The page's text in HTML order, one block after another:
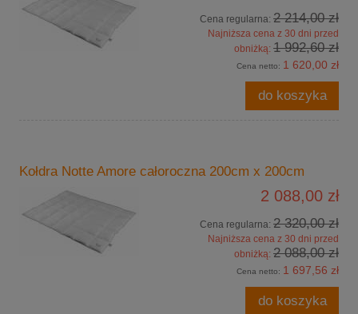
Cena regularna: 2 214,00 zł
Najniższa cena z 30 dni przed
obniżką: 1 992,60 zł
Cena netto: 1 620,00 zł
do koszyka
Kołdra Notte Amore całoroczna 200cm x 200cm
2 088,00 zł
Cena regularna: 2 320,00 zł
Najniższa cena z 30 dni przed
obniżką: 2 088,00 zł
Cena netto: 1 697,56 zł
do koszyka